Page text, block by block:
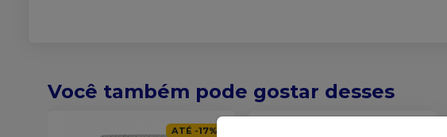
Você também pode gostar desses
ATÉ -17%